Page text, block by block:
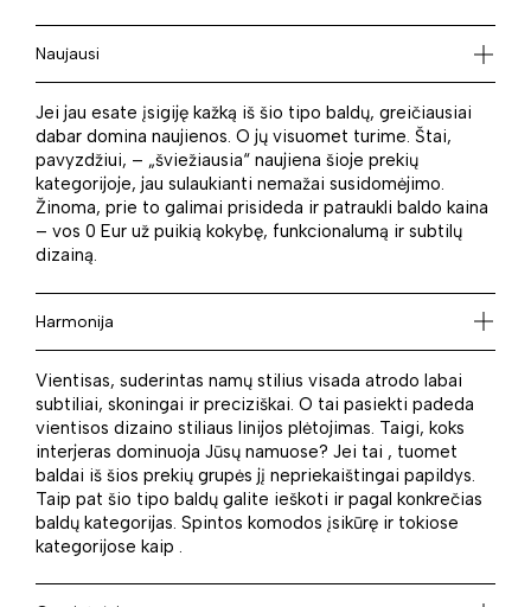
Naujausi
Jei jau esate įsigiję kažką iš šio tipo baldų, greičiausiai
dabar domina naujienos. O jų visuomet turime. Štai,
pavyzdžiui, – „šviežiausia“ naujiena šioje prekių
kategorijoje, jau sulaukianti nemažai susidomėjimo.
Žinoma, prie to galimai prisideda ir patraukli baldo kaina
– vos 0 Eur už puikią kokybę, funkcionalumą ir subtilų
dizainą.
Harmonija
Vientisas, suderintas namų stilius visada atrodo labai
subtiliai, skoningai ir preciziškai. O tai pasiekti padeda
vientisos dizaino stiliaus linijos plėtojimas. Taigi, koks
interjeras dominuoja Jūsų namuose? Jei tai , tuomet
baldai iš šios prekių grupės jį nepriekaištingai papildys.
Taip pat šio tipo baldų galite ieškoti ir pagal konkrečias
baldų kategorijas. Spintos komodos įsikūrę ir tokiose
kategorijose kaip .